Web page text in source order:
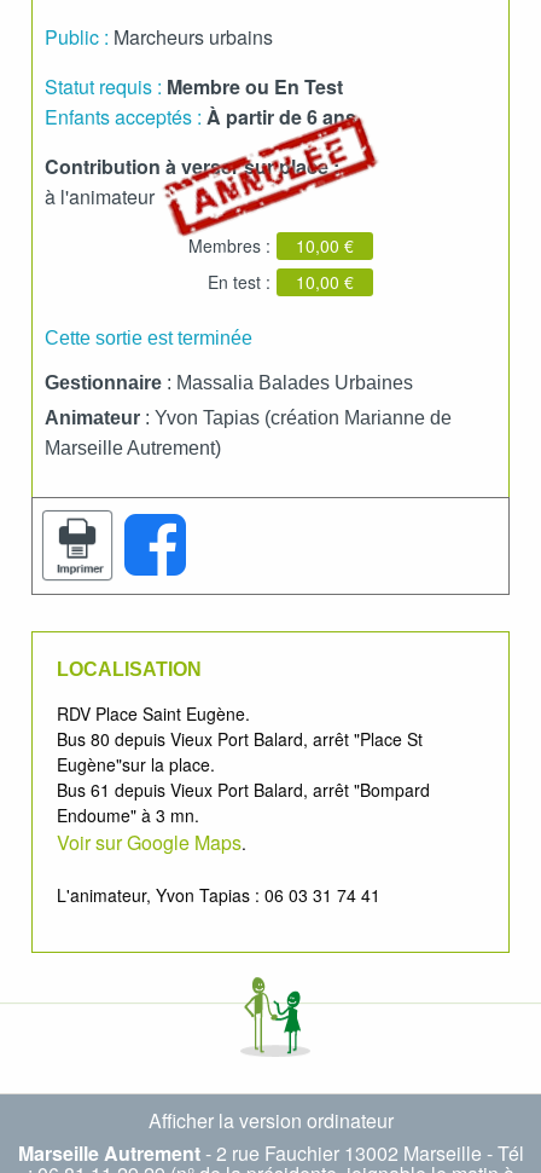
Public : Marcheurs urbains
Statut requis : Membre ou En Test
Enfants acceptés : À partir de 6 ans
Contribution à verser sur place :
à l'animateur
Membres :
10,00 €
En test :
10,00 €
Cette sortie est terminée
Gestionnaire : Massalia Balades Urbaines
Animateur : Yvon Tapias (création Marianne de
Marseille Autrement)
LOCALISATION
RDV Place Saint Eugène.
Bus 80 depuis Vieux Port Balard, arrêt "Place St
Eugène"sur la place.
Bus 61 depuis Vieux Port Balard, arrêt "Bompard
Endoume" à 3 mn.
Voir sur Google Maps.
L'animateur, Yvon Tapias : 06 03 31 74 41
Afficher la version ordinateur
Marseille Autrement- 2 rue Fauchier 13002 Marseille - Tél